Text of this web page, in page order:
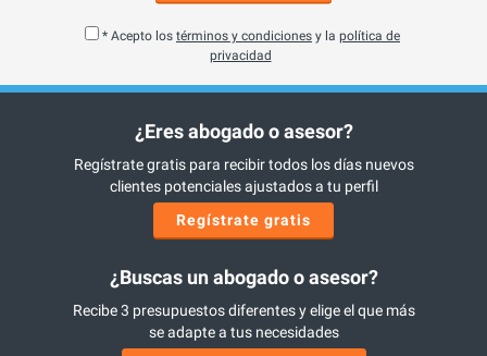
* Acepto los términos y condiciones y la política de
privacidad
¿Eres abogado o asesor?
Regístrate gratis para recibir todos los días nuevos
clientes potenciales ajustados a tu perfil
Regístrate gratis
¿Buscas un abogado o asesor?
Recibe 3 presupuestos diferentes y elige el que más
se adapte a tus necesidades